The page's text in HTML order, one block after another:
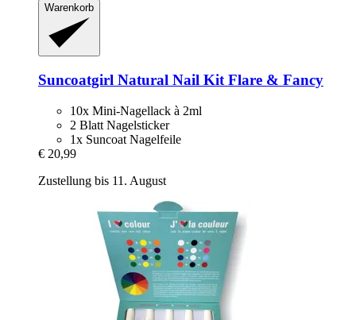
Warenkorb
Suncoatgirl Natural Nail Kit Flare & Fancy
10x Mini-Nagellack à 2ml
2 Blatt Nagelsticker
1x Suncoat Nagelfeile
€ 20,99
Zustellung bis 11. August